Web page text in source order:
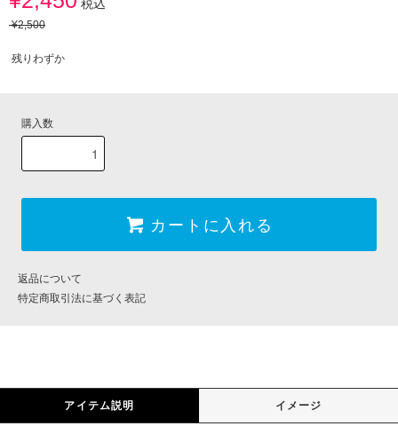
税込
¥2,500
残りわずか
購入数
カートに入れる
返品について
特定商取引法に基づく表記
アイテム説明 イメージ